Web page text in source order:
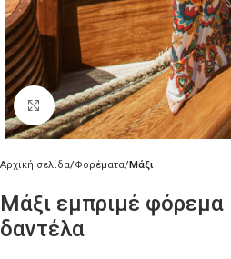
Κλικ για μεγέθυνση
Αρχική σελίδα Φορέματα Μάξι
Μάξι εμπριμέ φόρεμα
δαντέλα